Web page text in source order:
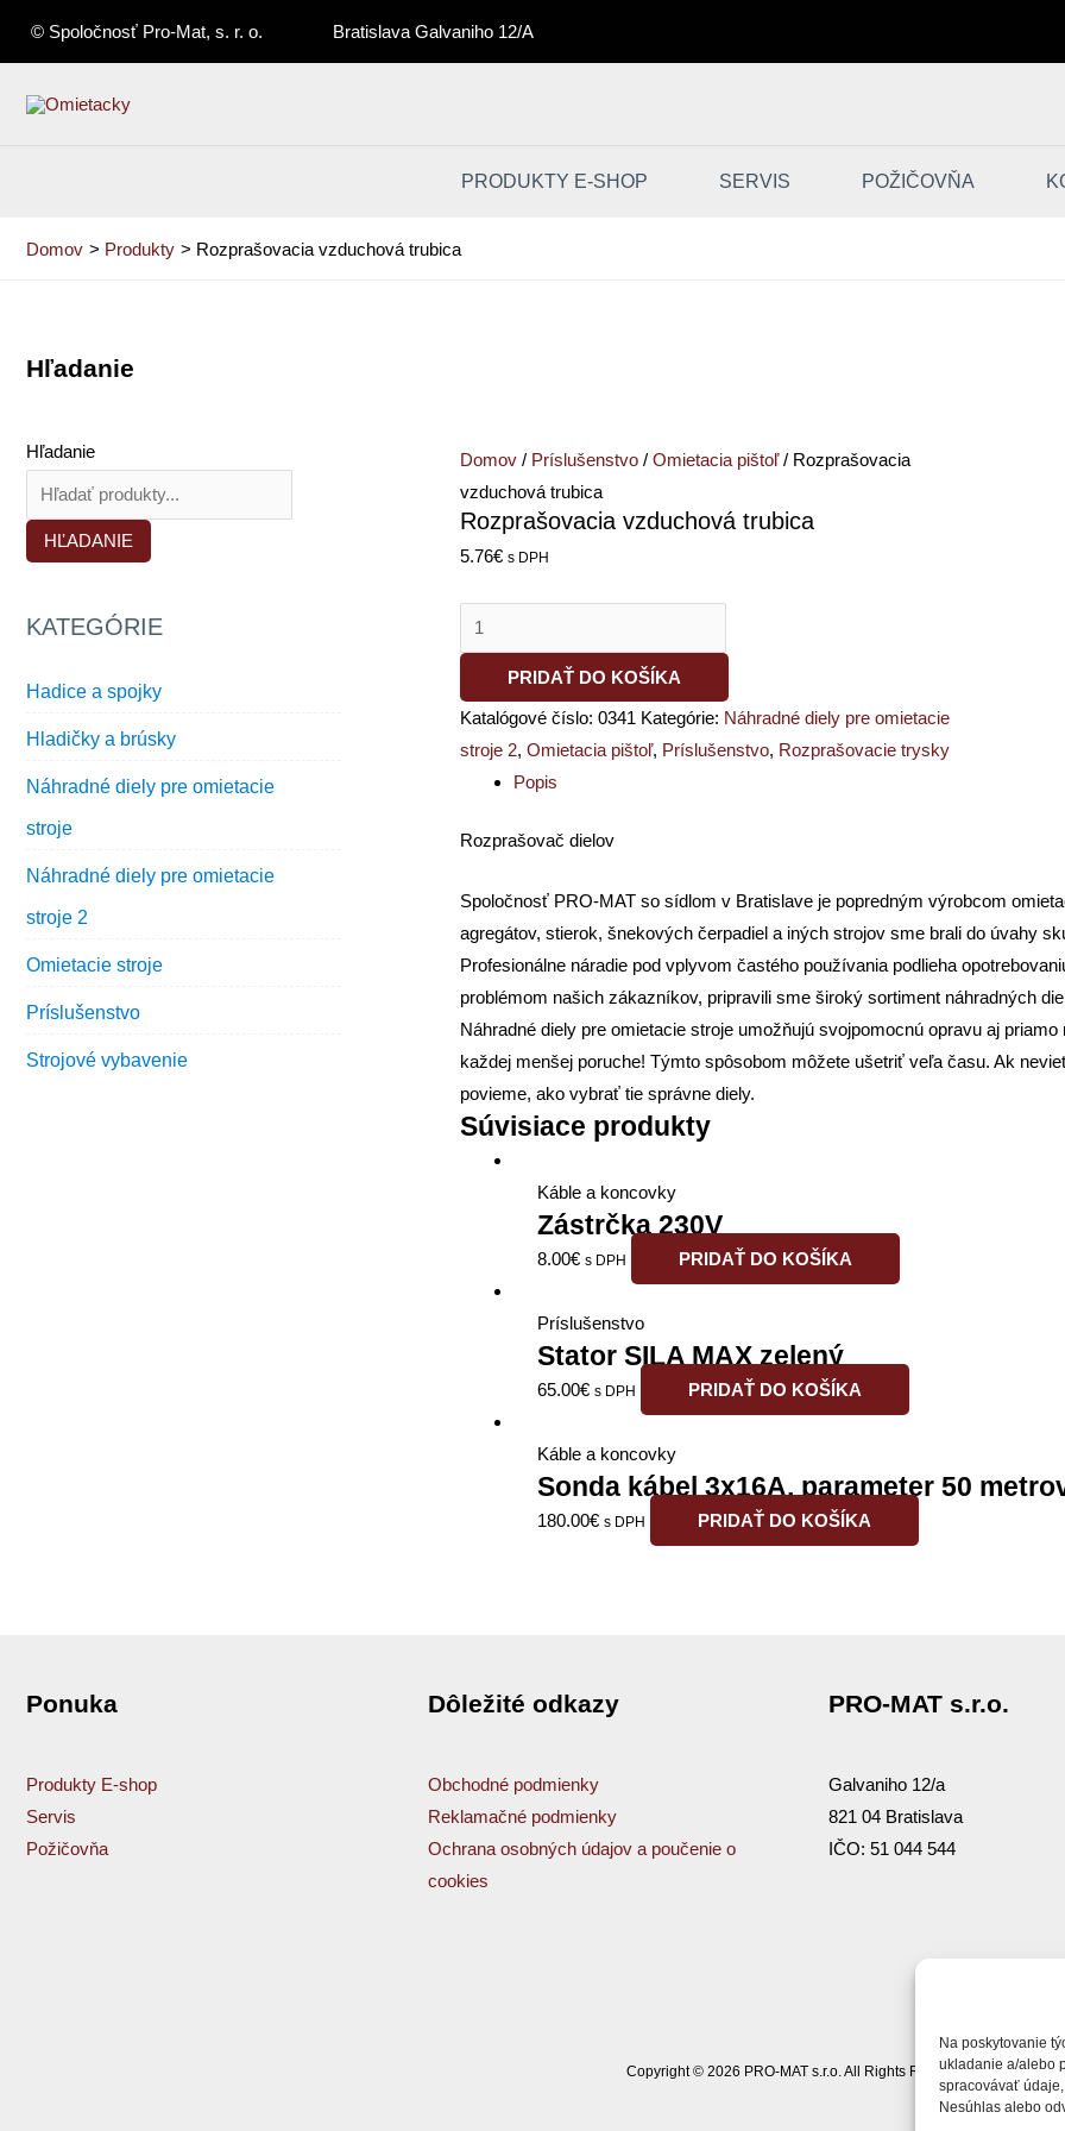
Na poskytovanie
ukladanie a/alebo
spracovávať
Nesúhlas alebo
© Spoločnosť Pro-Mat, s. r. o. Bratislava Galvaniho 12/A
PRODUKTY E-SHOP SERVIS POŽIČOVŇA
Domov Produkty Rozprašovacia vzduchová trubica
Hľadanie
Hľadanie
HĽADANIE
KATEGÓRIE
Hadice a spojky
Hladičky a brúsky
Náhradné diely pre omietacie
stroje
Náhradné diely pre omietacie
stroje 2
Omietacie stroje
Príslušenstvo
Strojové vybavenie
Domov / Príslušenstvo / Omietacia pištoľ/ Rozprašovacia
vzduchová trubica
Rozprašovacia vzduchová trubica
5.76€ s DPH
trubica
PRIDAŤ DO KOŠÍKA
Katalógové číslo: 0341 Kategórie: Náhradné diely pre omietacie
stroje 2, Omietacia pištoľ, Príslušenstvo, Rozprašovacie trysky
Popis
Rozprašovač dielov
Spoločnosť PRO-MAT so sídlom v Bratislave je popredným výrobcom
agregátov, stierok, šnekových čerpadiel a iných strojov sme brali do úvahy
Profesionálne náradie pod vplyvom častého používania podlieha
problémom našich zákazníkov, pripravili sme široký sortiment náhradných
Náhradné diely pre omietacie stroje umožňujú svojpomocnú opravu aj
každej menšej poruche! Týmto spôsobom môžete ušetriť veľa času. Ak
povieme, ako vybrať tie správne diely.
Súvisiace produkty
Káble a koncovky
Zástrčka 230V
8.00€ s DPH PRIDAŤ DO KOŠÍKA
Príslušenstvo
Stator SILA MAX zelený
65.00€ s DPH PRIDAŤ DO KOŠÍKA
Káble a koncovky
Sonda kábel 3x16A, parameter 50
180.00€ s DPH PRIDAŤ DO KOŠÍKA
Ponuka
Produkty E-shop
Servis
Požičovňa
Dôležité odkazy
Obchodné podmienky
Reklamačné podmienky
Ochrana osobných údajov a poučenie o
cookies
PRO-MAT s.r.o.
Galvaniho 12/a
821 04 Bratislava
IČO: 51 044 544
Copyright © 2026 PRO-MAT s.r.o. All Rights Reserved